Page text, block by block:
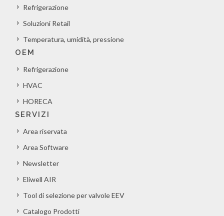
Refrigerazione
Soluzioni Retail
Temperatura, umidità, pressione
OEM
Refrigerazione
HVAC
HORECA
SERVIZI
Area riservata
Area Software
Newsletter
Eliwell AIR
Tool di selezione per valvole EEV
Catalogo Prodotti